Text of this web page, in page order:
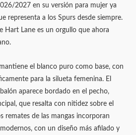
2027 en su versión para mujer ya
representa a los Spurs desde siempre.
Hart Lane es un orgullo que ahora
el blanco puro como base, con
para la silueta femenina. El
aparece bordado en el pecho,
que resalta con nitidez sobre el
remates de las mangas incorporan
con un diseño más afilado y